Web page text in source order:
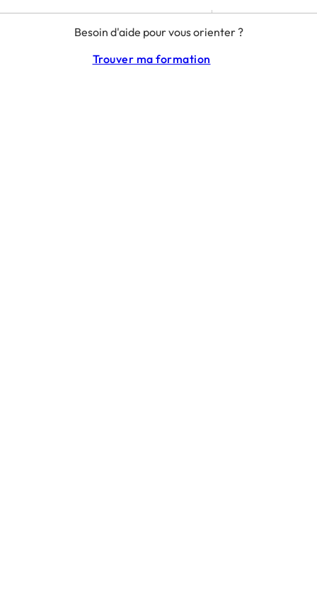
Besoin d'aide pour vous orienter ?
Trouver ma formation
RGPD